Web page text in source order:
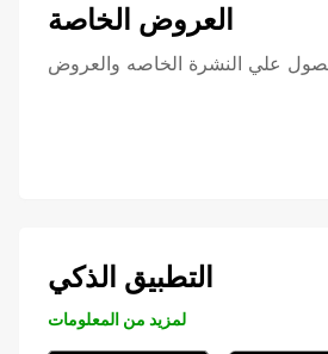
العروض الخاصة
علي النشرة الخاصه والعروض
التطبيق الذكي
لمزيد من المعلومات